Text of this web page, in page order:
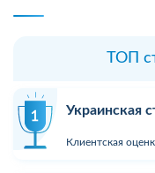
ТОП
Украинская
Клиентская